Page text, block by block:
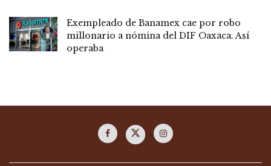
Exempleado de Banamex cae por robo
millonario a nómina del DIF Oaxaca. Así
operaba